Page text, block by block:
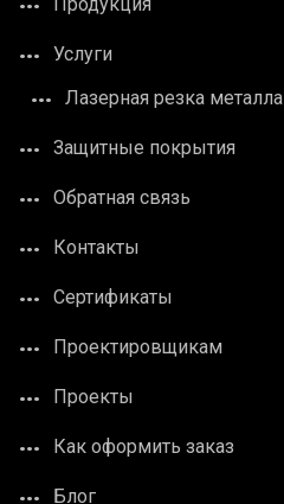
Продукция
Услуги
Лазерная резка металла
Защитные покрытия
Обратная связь
Контакты
Сертификаты
Проектировщикам
Проекты
Как оформить заказ
Блог